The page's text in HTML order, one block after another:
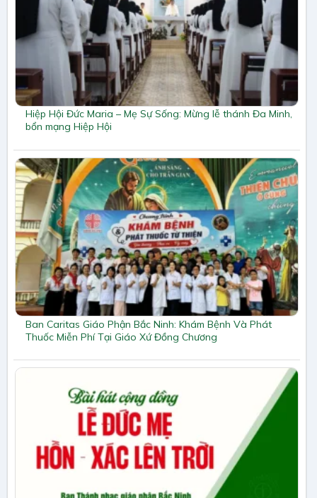
Hiệp Hội Đức Maria – Mẹ Sự Sống: Mừng lễ thánh Đa Minh,
bổn mạng Hiệp Hội
Ban Caritas Giáo Phận Bắc Ninh: Khám Bệnh Và Phát
Thuốc Miễn Phí Tại Giáo Xứ Đồng Chương